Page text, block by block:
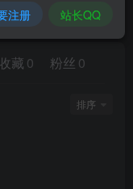
收藏 0 粉丝 0
排序
注册 站长QQ